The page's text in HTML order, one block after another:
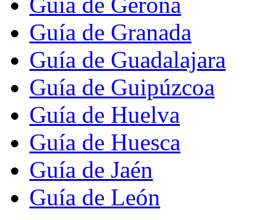
Guía de Granada
Guía de Guadalajara
Guía de Guipúzcoa
Guía de Huelva
Guía de Huesca
Guía de Jaén
Guía de León